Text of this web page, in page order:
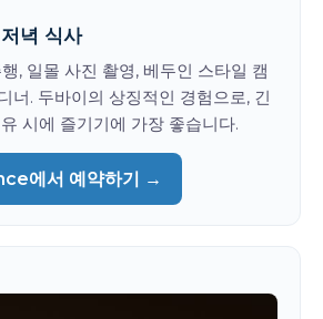
녁 식사
, 일몰 사진 촬영, 베두인 스타일 캠
너. 두바이의 상징적인 경험으로, 긴
시에 즐기기에 가장 좋습니다.
에서 예약하기 →